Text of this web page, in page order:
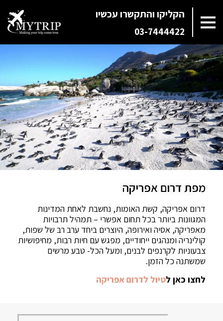
הקליקו והתקשרו עכשיו
03-7444422
מפת דרום אפריקה
דרום אפריקה, קשת האומות, נחשבת לאחת המדינות
המגוונות ביותר בכל תחום אפשרי – תמהיל תרבויות
מאפריקה, אסיה ואירופה, היוצרים ביחד ערב רב של שפות,
קולינריה ומנהגים ייחודיים, מפגש עם חיות רבות, מחיפושיות
צבעוניות לקרנפים לבנים, ומעל הכל- טבע מרשים
שמשתנה כל הזמן.
לחצו כאן לטיול לדרום אפריקה